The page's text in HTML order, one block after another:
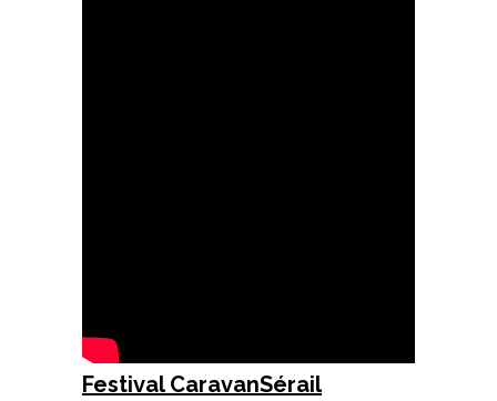
Festival CaravanSérail